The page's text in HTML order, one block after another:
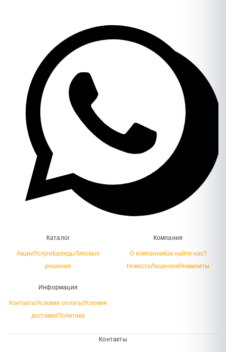
Каталог
АкцииУслуги БрендыТиповые
решения
Компания
О компании Как найти нас?
НовостиЛицензия Реквизиты
Информация
КонтактыУсловия оплатыУсловия
доставки Политика
Контакты